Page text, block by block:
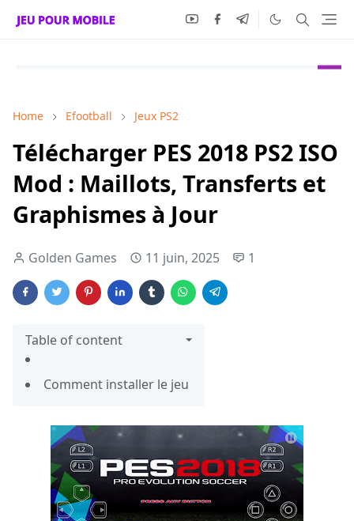
Home Efootball Jeux PS2
Télécharger PES 2018 PS2 ISO
Mod : Maillots, Transferts et
Graphismes à Jour
Golden Games 11 juin, 2025 1
Table of content
Comment installer le jeu